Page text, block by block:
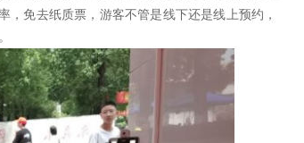
免去纸质票，游客不管是线下还是线上预约，